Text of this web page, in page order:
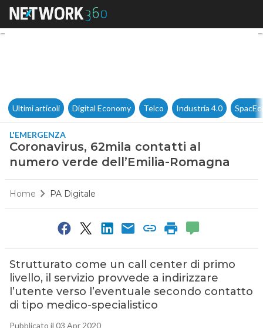
Coronavirus, 62mila contatti
Ultimi articoli Digital Economy Telco Industria 4.0
L'EMERGENZA
Coronavirus, 62mila contatti al
numero verde dell’Emilia-Romagna
Home PA Digitale
Strutturato come un call center di primo
livello, il servizio provvede a indirizzare
l’utente verso l’eventuale secondo contatto
di tipo medico-specialistico
Pubblicato il 03 Apr 2020